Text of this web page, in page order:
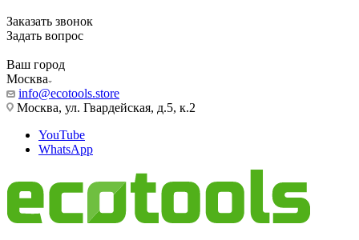
Заказать звонок
Задать вопрос
Ваш город
Москва
info@ecotools.store
Москва, ул. Гвардейская, д.5, к.2
YouTube
WhatsApp